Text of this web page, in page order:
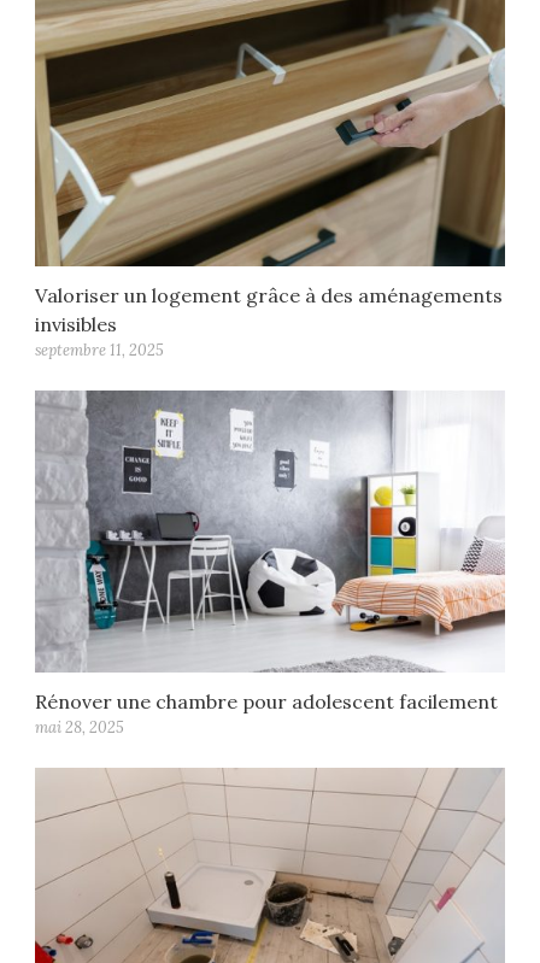
Valoriser un logement grâce à des aménagements
invisibles
septembre 11, 2025
Rénover une chambre pour adolescent facilement
mai 28, 2025